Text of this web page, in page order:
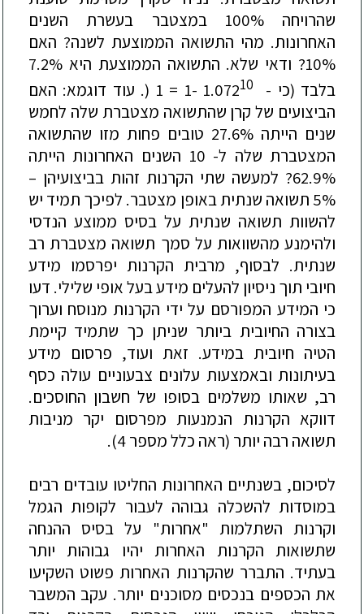
שהרויחה 100% במצטבר בעשרת השנים
האחרונות. מהי התשואה הממוצעת לשנה? האם
10%? ודאי שלא. התשואה הממוצעת היא 7.2%
בלבד (כי - 1.072
10
-1 = 1 (. עוד דוגמא: האם
הביצועים של קרן שהתשואה מצטברת שלה לחמש
שנים הייתה 27.6% טובים פחות מזו שהתשואה
המצטברת שלה ל- 10 השנים האחרונות הייתה
62.9%? למעשה שתי הקרנות זהות בביצועיהן –
5% תשואה שנתית באופן מצטבר. לפיכך תמיד יש
להשוות תשואה שנתית על בסיס ממוצע הנדסי
ולהימנע מהשוואות על סמך תשואה מצטברת רב
שנתית. לבסוף, מרבית הקרנות יפרסמו מידע
חיובי תוך ניסיון להעלים מידע בעל אופי שלילי. דעו
כי המידע המפורסם על ידי הקרנות מנוסח וערוך
בצורה החיובית ביותר שניתן כך שתמיד קיימת
הטיה חיובית במידע. זאת ועוד, פרסום מידע
בעיתונות ובאמצעות עלונים צבעוניים עולה כסף
רב, שאותו משלמים בסופו של חשבון החוסכים.
דווקא הקרנות הנמנעות מפרסום יקר מניבות
תשואה רבה יותר (ראה כלל מספר 4).
לסיכום, בשנתיים האחרונות החליטו עובדים רבים
במוסדות להשכלה גבוהה לעבור לקופות הגמל
וקרנות השתלמות "אחרות" על בסיס ההנחה
שתשואות הקרנות האחרות יהיו גבוהות יותר
בעתיד. התברר שהקרנות האחרות פשוט השקיעו
את הכספים בנכסים מסוכנים יותר. עקב המשבר